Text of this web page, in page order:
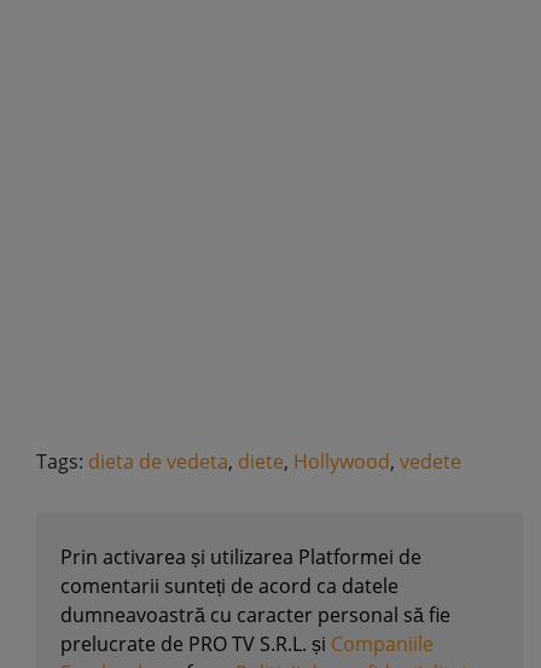
Tags: dieta de vedeta, diete, Hollywood, vedete
Prin activarea și utilizarea Platformei de
comentarii sunteți de acord ca datele
dumneavoastră cu caracter personal să fie
prelucrate de PRO TV S.R.L. și Companiile